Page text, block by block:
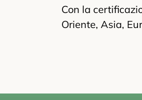
Con la
Oriente, Asia,